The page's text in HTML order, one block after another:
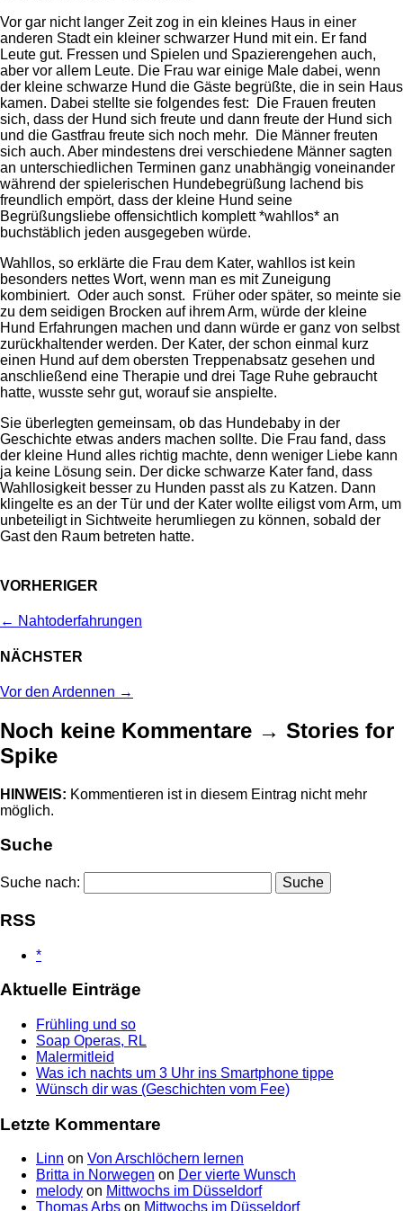
Vor gar nicht langer Zeit zog in ein kleines Haus in einer
anderen Stadt ein kleiner schwarzer Hund mit ein. Er fand
Leute gut. Fressen und Spielen und Spazierengehen auch,
aber vor allem Leute. Die Frau war einige Male dabei, wenn
der kleine schwarze Hund die Gäste begrüßte, die in sein Haus
kamen. Dabei stellte sie folgendes fest: Die Frauen freuten
sich, dass der Hund sich freute und dann freute der Hund sich
und die Gastfrau freute sich noch mehr. Die Männer freuten
sich auch. Aber mindestens drei verschiedene Männer sagten
an unterschiedlichen Terminen ganz unabhängig voneinander
während der spielerischen Hundebegrüßung lachend bis
freundlich empört, dass der kleine Hund seine
Begrüßungsliebe offensichtlich komplett *wahllos* an
buchstäblich jeden ausgegeben würde.
Wahllos, so erklärte die Frau dem Kater, wahllos ist kein
besonders nettes Wort, wenn man es mit Zuneigung
kombiniert. Oder auch sonst. Früher oder später, so meinte sie
zu dem seidigen Brocken auf ihrem Arm, würde der kleine
Hund Erfahrungen machen und dann würde er ganz von selbst
zurückhaltender werden. Der Kater, der schon einmal kurz
einen Hund auf dem obersten Treppenabsatz gesehen und
anschließend eine Therapie und drei Tage Ruhe gebraucht
hatte, wusste sehr gut, worauf sie anspielte.
Sie überlegten gemeinsam, ob das Hundebaby in der
Geschichte etwas anders machen sollte. Die Frau fand, dass
der kleine Hund alles richtig machte, denn weniger Liebe kann
ja keine Lösung sein. Der dicke schwarze Kater fand, dass
Wahllosigkeit besser zu Hunden passt als zu Katzen. Dann
klingelte es an der Tür und der Kater wollte eiligst vom Arm, um
unbeteiligt in Sichtweite herumliegen zu können, sobald der
Gast den Raum betreten hatte.
VORHERIGER
← Nahtoderfahrungen
NÄCHSTER
Vor den Ardennen →
Noch keine Kommentare → Stories for
Spike
HINWEIS: Kommentieren ist in diesem Eintrag nicht mehr
möglich.
Suche
Suche nach:
RSS
*
Aktuelle Einträge
Frühling und so
Soap Operas, RL
Malermitleid
Was ich nachts um 3 Uhr ins Smartphone tippe
Wünsch dir was (Geschichten vom Fee)
Letzte Kommentare
Linn on Von Arschlöchern lernen
Britta in Norwegen on Der vierte Wunsch
melody on Mittwochs im Düsseldorf
Thomas Arbs on Mittwochs im Düsseldorf